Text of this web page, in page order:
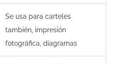
Se usa para carteles
también, impresión
fotográfica, diagramas